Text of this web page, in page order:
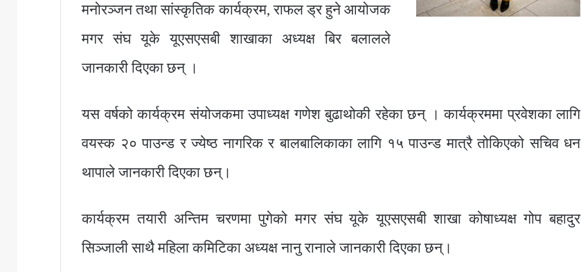
मनोरञ्जन तथा सांस्कृतिक कार्यक्रम, राफल ड्र हुने आयोजक
मगर संघ यूके यूएसएसबी शाखाका अध्यक्ष बिर बलालले
जानकारी दिएका छन् ।
यस वर्षको कार्यक्रम संयोजकमा उपाध्यक्ष गणेश बुढाथोकी रहेका छन् । कार्यक्रममा प्रवेशका लागि
वयस्क २० पाउन्ड र ज्येष्ठ नागरिक र बालबालिकाका लागि १५ पाउन्ड मात्रै तोकिएको सचिव धन
थापाले जानकारी दिएका छन्।
कार्यक्रम तयारी अन्तिम चरणमा पुगेको मगर संघ यूके यूएसएसबी शाखा कोषाध्यक्ष गोप बहादुर
सिञ्जाली साथै महिला कमिटिका अध्यक्ष नानु रानाले जानकारी दिएका छन्।